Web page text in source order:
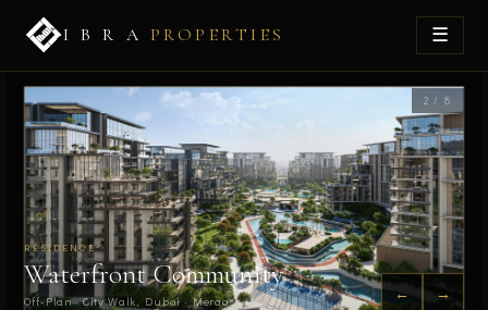
I B R A PROPERTIES ☰
RÉSIDENCE
Waterfront Community
Off-Plan · City Walk, Dubai · Meraas
2 / 8
← →